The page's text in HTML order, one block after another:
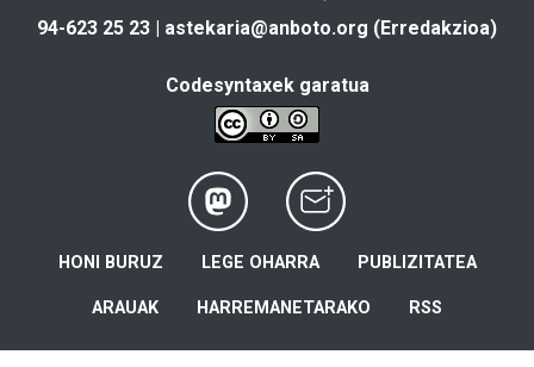
94-623 25 23 | astekaria@anboto.org (Erredakzioa)
Codesyntaxek garatua
HONI BURUZ LEGE OHARRA PUBLIZITATEA
ARAUAK HARREMANETARAKO RSS